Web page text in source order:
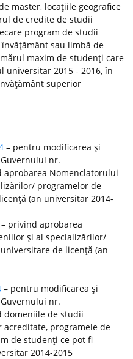
master, locaţiile geografice
de credite de studii
program de studii
sau limbă de
maxim de studenţi care
universitar 2015 - 2016, în
superior
– pentru modificarea şi
nr.
aprobarea Nomenclatorului
programelor de
(an universitar 2014-
– privind aprobarea
şi al specializărilor/
de licenţă (an
– pentru modificarea şi
nr.
domeniile de studii
programele de
de studenţi ce pot fi
2014-2015